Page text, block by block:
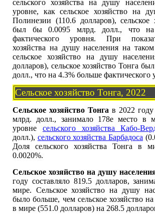
сельского хозяйства на душу
уровне, как сельское хозяйство на
Полинезии (110.6 долларов), сельское
был бы 0.0095 млрд. долл., что на
фактического уровня. При
хозяйства на душу населения на
сельское хозяйство на душу
долларов), сельское хозяйство Тонга
долл., что на 4.3% больше фактического
Сельское хозяйство Тонга, 2022
Сельское хозяйство Тонга в 2022
млрд. долл., занимало 178е место в
уровне сельского хозяйства Кабо-
долл.), сельского хозяйства Барбадоса
Доля сельского хозяйства Тонга в
0.0020%.
Сельское хозяйство на душу
году составляло 819.5 долларов,
мире. Сельское хозяйство на душу
было больше, чем сельское хозяйство
в мире (551.0 долларов) на 268.5